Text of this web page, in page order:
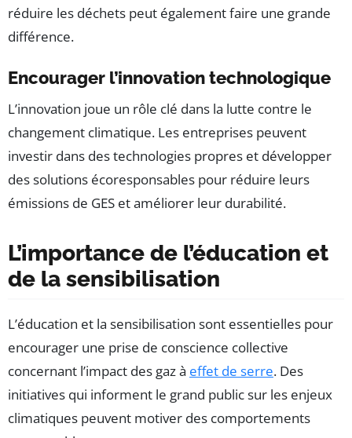
réduire les déchets peut également faire une grande
différence.
Encourager l’innovation technologique
L’innovation joue un rôle clé dans la lutte contre le
changement climatique. Les entreprises peuvent
investir dans des technologies propres et développer
des solutions écoresponsables pour réduire leurs
émissions de GES et améliorer leur durabilité.
L’importance de l’éducation et
de la sensibilisation
L’éducation et la sensibilisation sont essentielles pour
encourager une prise de conscience collective
concernant l’impact des gaz à effet de serre. Des
initiatives qui informent le grand public sur les enjeux
climatiques peuvent motiver des comportements